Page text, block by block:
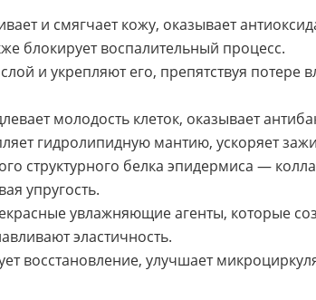
и смягчает кожу, оказывает
блокирует воспалительный процесс.
и укрепляют его, препятствуя потере
молодость клеток, оказывает
гидролипидную мантию, ускоряет
структурного белка эпидермиса —
упругость.
увлажняющие агенты, которые
эластичность.
восстановление, улучшает